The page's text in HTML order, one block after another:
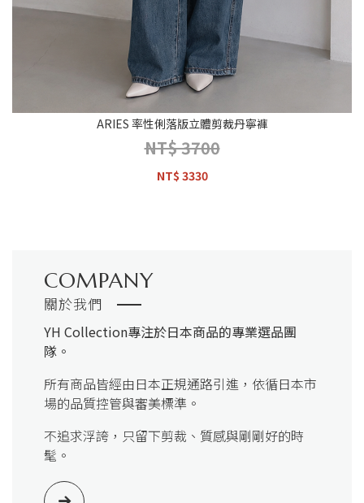
ARIES 率性俐落版立體剪裁丹寧褲
NT$ 3700
NT$ 3330
COMPANY
關於我們
YH Collection專注於日本商品的專業選品團
隊。
所有商品皆經由日本正規通路引進，依循日本市
場的品質控管與審美標準。
不追求浮誇，只留下剪裁、質感與剛剛好的時
髦。